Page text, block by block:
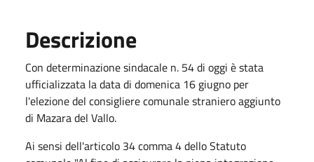
Descrizione
Con determinazione sindacale n. 54 di oggi è stata
ufficializzata la data di domenica 16 giugno per
l'elezione del consigliere comunale straniero aggiunto
di Mazara del Vallo.
Ai sensi dell'articolo 34 comma 4 dello Statuto